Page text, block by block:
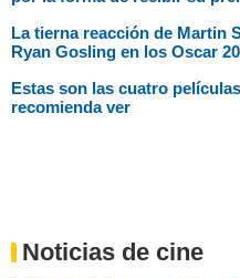
La tierna reacción de Martin
Ryan Gosling en los Oscar
Estas son las cuatro
recomienda ver
Noticias de cine